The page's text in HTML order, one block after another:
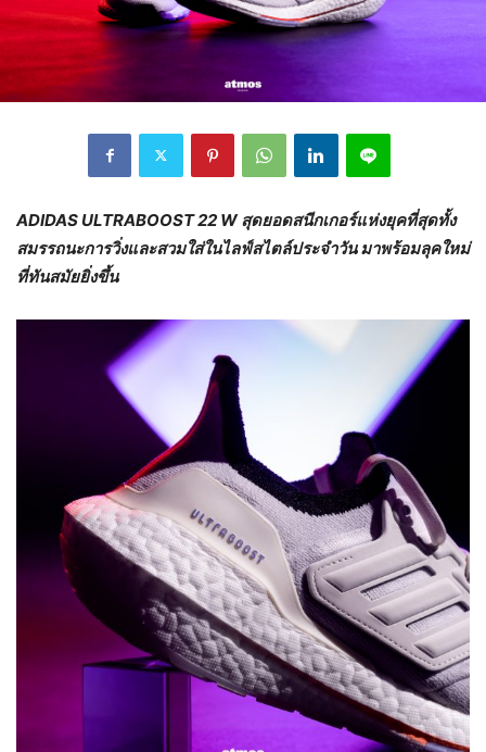
ADIDAS ULTRABOOST 22 W สุดยอดสนีกเกอร์แห่งยุคที่สุดทั้ง
สมรรถนะการวิ่งและสวมใส่ในไลฟ์สไตล์ประจำวัน มาพร้อมลุคใหม่
ที่ทันสมัยยิ่งขึ้น